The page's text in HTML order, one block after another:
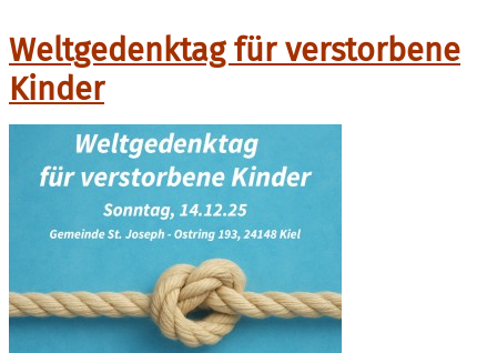
Weltgedenktag für verstorbene
Kinder